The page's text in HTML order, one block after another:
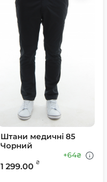
Штани медичні 85
Чорний
1 299.00 ₴
+64₴